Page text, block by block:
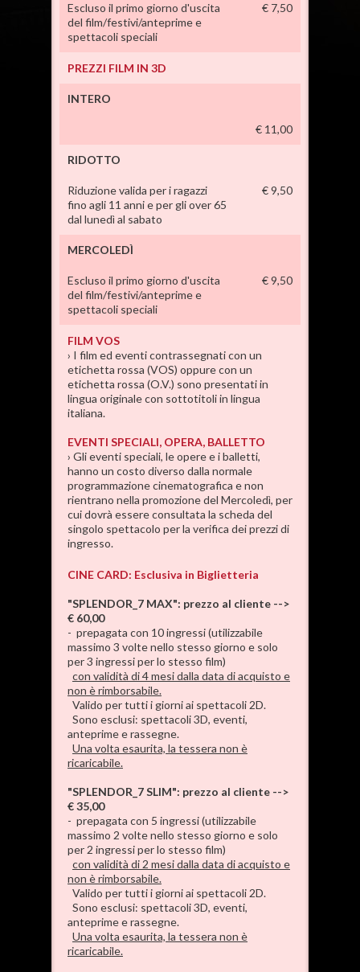
Escluso il primo giorno d'uscita
del film/festivi/anteprime e
spettacoli speciali
€ 7,50
PREZZI FILM IN 3D
INTERO
€ 11,00
RIDOTTO
Riduzione valida per i ragazzi
fino agli 11 anni e per gli over 65
dal lunedì al sabato
€ 9,50
MERCOLEDÌ
Escluso il primo giorno d'uscita
del film/festivi/anteprime e
spettacoli speciali
€ 9,50
FILM VOS
› I film ed eventi contrassegnati con un
etichetta rossa (VOS) oppure con un
etichetta rossa (O.V.) sono presentati in
lingua originale con sottotitoli in lingua
italiana.
EVENTI SPECIALI, OPERA, BALLETTO
› Gli eventi speciali, le opere e i balletti,
hanno un costo diverso dalla normale
programmazione cinematografica e non
rientrano nella promozione del Mercoledì, per
cui dovrà essere consultata la scheda del
singolo spettacolo per la verifica dei prezzi di
ingresso.
CINE CARD: Esclusiva in Biglietteria
"SPLENDOR_7 MAX": prezzo al cliente -->
€ 60,00
- prepagata con 10 ingressi (utilizzabile
massimo 3 volte nello stesso giorno e solo
per 3 ingressi per lo stesso film)
con validità di 4 mesi dalla data di acquisto e
non è rimborsabile.
Valido per tutti i giorni ai spettacoli 2D.
Sono esclusi: spettacoli 3D, eventi,
anteprime e rassegne.
Una volta esaurita, la tessera non è
ricaricabile.
"SPLENDOR_7 SLIM": prezzo al cliente -->
€ 35,00
- prepagata con 5 ingressi (utilizzabile
massimo 2 volte nello stesso giorno e solo
per 2 ingressi per lo stesso film)
con validità di 2 mesi dalla data di acquisto e
non è rimborsabile.
Valido per tutti i giorni ai spettacoli 2D.
Sono esclusi: spettacoli 3D, eventi,
anteprime e rassegne.
Una volta esaurita, la tessera non è
ricaricabile.